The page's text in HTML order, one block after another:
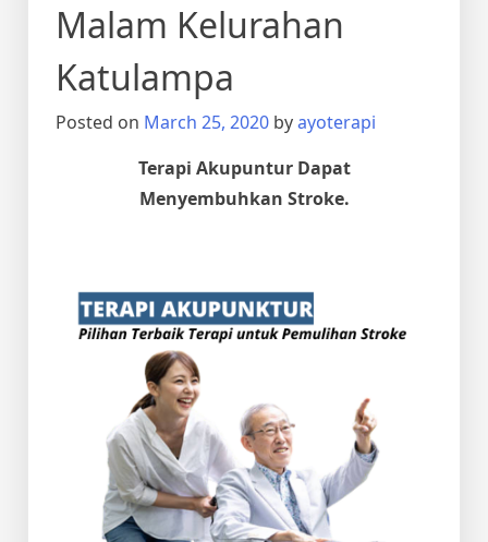
Malam Kelurahan
Katulampa
Posted on March 25, 2020 byayoterapi
Terapi Akupuntur Dapat
Menyembuhkan Stroke.